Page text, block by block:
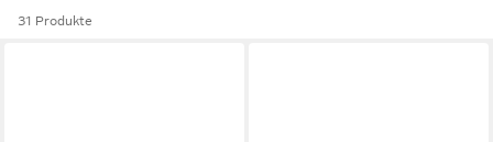
31 Produkte